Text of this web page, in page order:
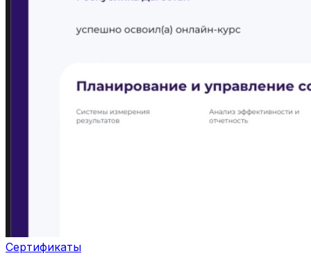
Сертификаты